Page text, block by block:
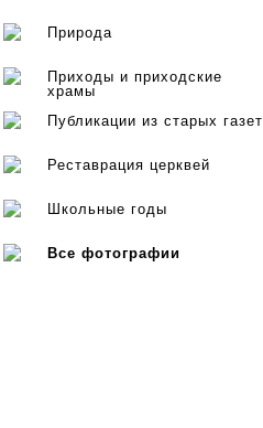
Природа
Приходы и приходские
храмы
Публикации из старых газет
Реставрация церквей
Школьные годы
Все фотографии